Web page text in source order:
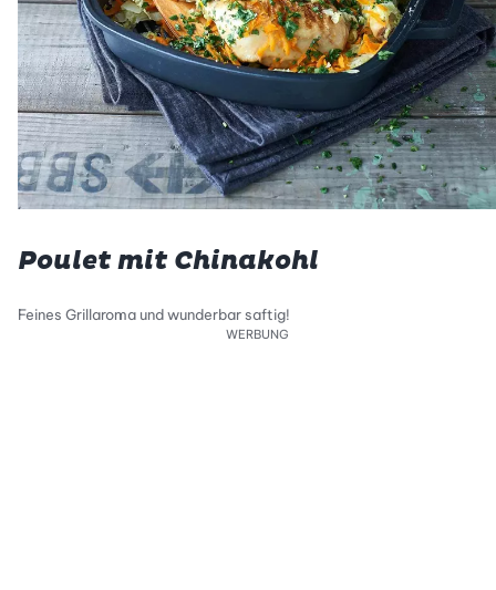
Poulet mit Chinakohl
Feines Grillaroma und wunderbar saftig!
WERBUNG